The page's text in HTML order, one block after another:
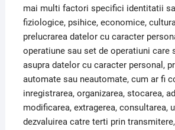
mai multi factori specifici identitatii
fiziologice, psihice, economice,
prelucrarea datelor cu caracter
operatiune sau set de operatiuni care
asupra datelor cu caracter personal,
automate sau neautomate, cum ar fi
inregistrarea, organizarea, stocarea,
modificarea, extragerea, consultarea,
dezvaluirea catre terti prin